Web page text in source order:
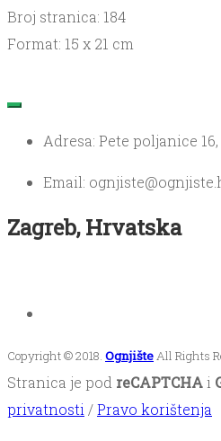
Broj stranica: 184
Format: 15 x 21 cm
Adresa: Pete poljanice
Email:
Zagreb, Hrvatska
Copyright © 2018. Ognjište All Rights
Stranica je pod reCAPTCHAi
privatnosti /Pravo korištenja